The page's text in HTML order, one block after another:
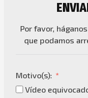
Por favor,
que podamos
Motivo(s):
Vídeo